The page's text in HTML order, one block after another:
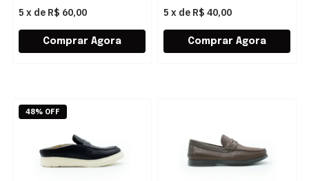
5 x de R$ 60,00 5 x de R$ 40,00
48% OFF